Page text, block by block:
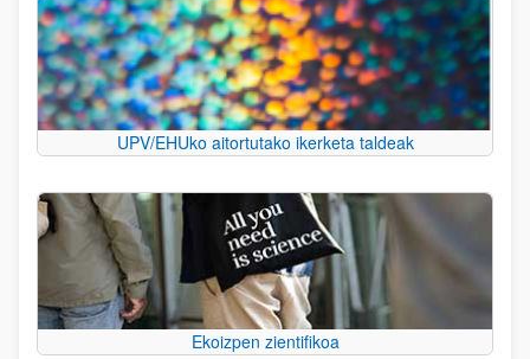
UPV/EHUko aitortutako ikerketa taldeak
Ekoizpen zientifikoa